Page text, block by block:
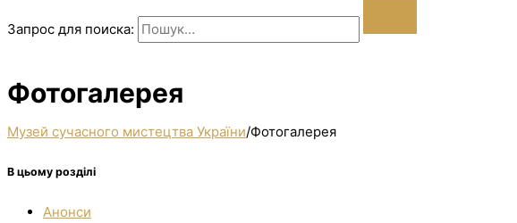
Запрос для поиска:
Фотогалерея
Музей сучасного мистецтва України/Фотогалерея
В цьому розділі
Анонси